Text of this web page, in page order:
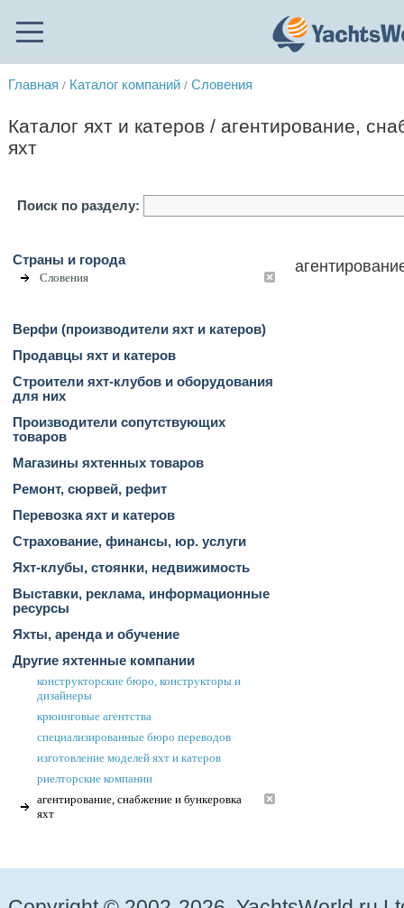
Главная / Каталог компаний / Словения
Каталог яхт и катеров / агентирование,
яхт
Поиск по разделу:
Страны и города
Словения
Верфи (производители яхт и катеров)
Продавцы яхт и катеров
Строители яхт-клубов и оборудования
для них
Производители сопутствующих
товаров
Магазины яхтенных товаров
Ремонт, сюрвей, рефит
Перевозка яхт и катеров
Страхование, финансы, юр. услуги
Яхт-клубы, стоянки, недвижимость
Выставки, реклама, информационные
ресурсы
Яхты, аренда и обучение
Другие яхтенные компании
конструкторские бюро, конструкторы и
дизайнеры
крюинговые агентства
специализированные бюро переводов
изготовление моделей яхт и катеров
риелторские компании
агентирование, снабжение и бункеровка
яхт